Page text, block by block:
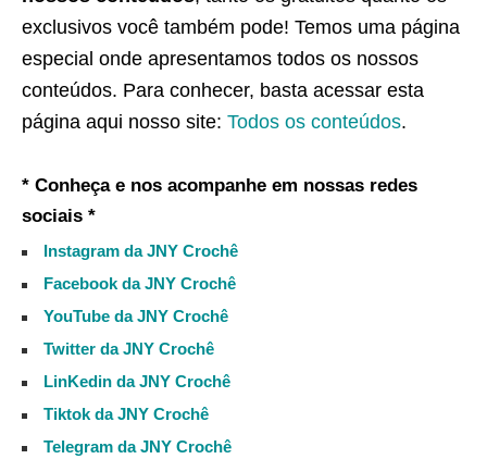
exclusivos você também pode! Temos uma página
especial onde apresentamos todos os nossos
conteúdos. Para conhecer, basta acessar esta
página aqui nosso site: Todos os conteúdos.
* Conheça e nos acompanhe em nossas redes
sociais *
Instagram da JNY Crochê
Facebook da JNY Crochê
YouTube da JNY Crochê
Twitter da JNY Crochê
LinKedin da JNY Crochê
Tiktok da JNY Crochê
Telegram da JNY Crochê